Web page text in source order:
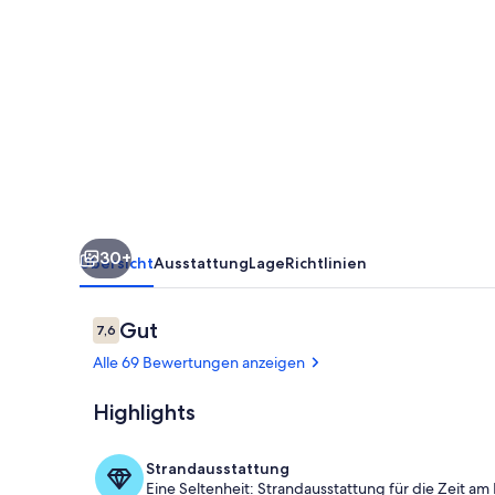
7
P
*
Hunde
Sauna
30+
ÜbersichtAusstattungLageRichtlinien
Bewertungen
7,67,6 von 10.
Gut
Alle 69 Bewertungen anzeigen
Highlights
Strandausstattung
Eine Seltenheit: Strandausstattung für die Zeit am